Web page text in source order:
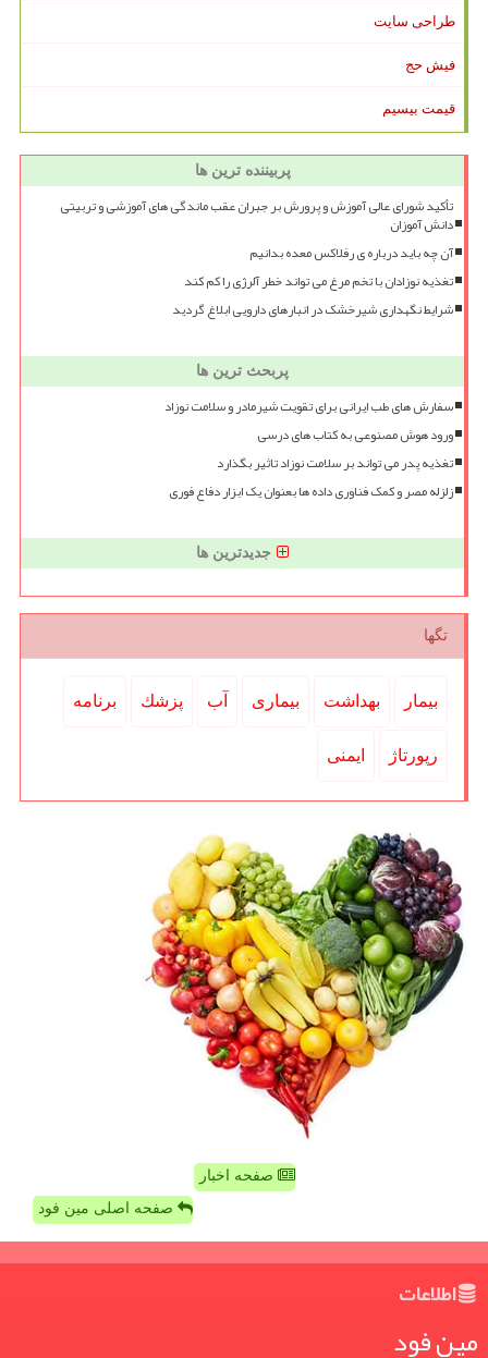
طراحی سایت
فیش حج
قیمت بیسیم
پربیننده ترین ها
تأکید شورای عالی آموزش و پرورش بر جبران عقب ماندگی های آموزشی و تربیتی
دانش آموزان
آن چه باید درباره ی رفلاکس معده بدانیم
تغذیه نوزادان با تخم مرغ می تواند خطر آلرژی را کم کند
شرایط نگهداری شیرخشک در انبارهای دارویی ابلاغ گردید
پربحث ترین ها
سفارش های طب ایرانی برای تقویت شیرمادر و سلامت نوزاد
ورود هوش مصنوعی به کتاب های درسی
تغذیه پدر می تواند بر سلامت نوزاد تاثیر بگذارد
زلزله مصر و کمک فناوری داده ها بعنوان یک ابزار دفاع فوری
جدیدترین ها
تگها
بیمار بهداشت بیماری آب پزشك برنامه
رپورتاژ ایمنی
صفحه اخبار
صفحه اصلی مین فود
اطلاعات
مین فود